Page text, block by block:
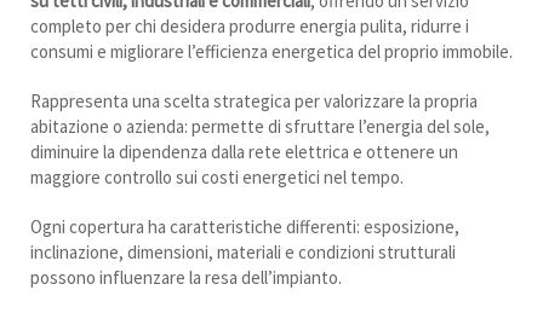
completo per chi desidera produrre energia pulita, ridurre i
consumi e migliorare l’efficienza energetica del proprio immobile.
Rappresenta una scelta strategica per valorizzare la propria
abitazione o azienda: permette di sfruttare l’energia del sole,
diminuire la dipendenza dalla rete elettrica e ottenere un
maggiore controllo sui costi energetici nel tempo.
Ogni copertura ha caratteristiche differenti: esposizione,
inclinazione, dimensioni, materiali e condizioni strutturali
possono influenzare la resa dell’impianto.